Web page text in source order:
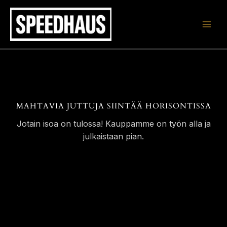
Siirry
sisältöön
MAHTAVIA JUTTUJA SIINTÄÄ HORISONTISSA
Jotain isoa on tulossa! Kauppamme on työn alla ja
julkaistaan pian.